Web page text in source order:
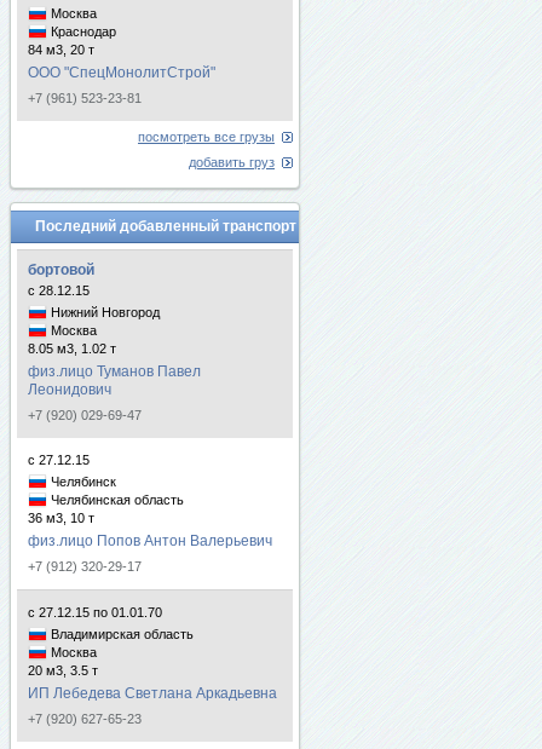
Москва
Краснодар
84 м3, 20 т
ООО "СпецМонолитСтрой"
+7 (961) 523-23-81
посмотреть все грузы
добавить груз
Последний добавленный транспорт
бортовой
с 28.12.15
Нижний Новгород
Москва
8.05 м3, 1.02 т
физ.лицо Туманов Павел
Леонидович
+7 (920) 029-69-47
с 27.12.15
Челябинск
Челябинская область
36 м3, 10 т
физ.лицо Попов Антон Валерьевич
+7 (912) 320-29-17
с 27.12.15 по 01.01.70
Владимирская область
Москва
20 м3, 3.5 т
ИП Лебедева Светлана Аркадьевна
+7 (920) 627-65-23